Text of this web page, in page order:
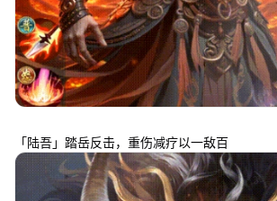
「陆吾」踏岳反击，重伤减疗以一敌百